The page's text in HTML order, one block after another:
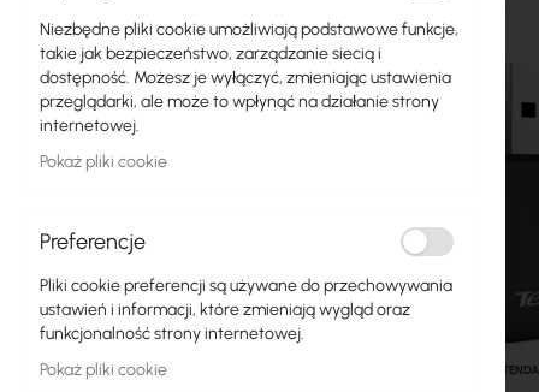
Kamery IP
Routery LTE/5G
Switche
Routery ADSL
Mercusys
Niezbędne pliki cookie umożliwiają podstawowe funkcje,
takie jak bezpieczeństwo, zarządzanie siecią i
dostępność. Możesz je wyłączyć, zmieniając ustawienia
przeglądarki, ale może to wpłynąć na działanie strony
internetowej.
Pokaż pliki cookie
Preferencje
Pliki cookie preferencji są używane do przechowywania
ustawień i informacji, które zmieniają wygląd oraz
funkcjonalność strony internetowej.
Pokaż pliki cookie